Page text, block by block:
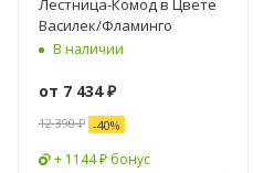
Василек/Фламинго
В наличии
от 7 434 ₽
12 390 ₽ -40%
+ 1144 ₽ бонус